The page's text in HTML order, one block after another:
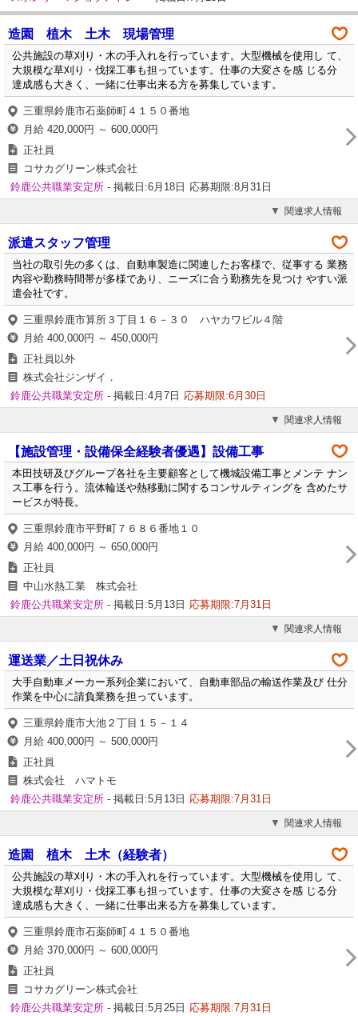
造園 植木 土木 現場管理
公共施設の草刈り・木の手入れを行っています。大型機械を使用し て、
大規模な草刈り・伐採工事も担っています。仕事の大変さを感 じる分
達成感も大きく、一緒に仕事出来る方を募集しています。
三重県鈴鹿市石薬師町４１５０番地
月給 420,000円 ～ 600,000円
正社員
コサカグリーン株式会社
鈴鹿公共職業安定所 - 掲載日:6月18日 応募期限:8月31日
関連求人情報
派遣スタッフ管理
当社の取引先の多くは、自動車製造に関連したお客様で、従事する 業務
内容や勤務時間帯が多様であり、ニーズに合う勤務先を見つけ やすい派
遣会社です。
三重県鈴鹿市算所３丁目１６－３０ ハヤカワビル４階
月給 400,000円 ～ 450,000円
正社員以外
株式会社ジンザイ．
鈴鹿公共職業安定所 - 掲載日:4月7日 応募期限:6月30日
関連求人情報
【施設管理・設備保全経験者優遇】設備工事
本田技研及びグループ各社を主要顧客として機城設備工事とメンテ ナン
ス工事を行う。流体輪送や熱移動に関するコンサルティングを 含めたサ
ービスが特長。
三重県鈴鹿市平野町７６８６番地１０
月給 400,000円 ～ 650,000円
正社員
中山水熱工業 株式会社
鈴鹿公共職業安定所 - 掲載日:5月13日 応募期限:7月31日
関連求人情報
運送業／土日祝休み
大手自動車メーカー系列企業において、自動車部品の輸送作業及び 仕分
作業を中心に請負業務を担っています。
三重県鈴鹿市大池２丁目１５－１４
月給 400,000円 ～ 500,000円
正社員
株式会社 ハマトモ
鈴鹿公共職業安定所 - 掲載日:5月13日 応募期限:7月31日
関連求人情報
造園 植木 土木（経験者）
公共施設の草刈り・木の手入れを行っています。大型機械を使用し て、
大規模な草刈り・伐採工事も担っています。仕事の大変さを感 じる分
達成感も大きく、一緒に仕事出来る方を募集しています。
三重県鈴鹿市石薬師町４１５０番地
月給 370,000円 ～ 600,000円
正社員
コサカグリーン株式会社
鈴鹿公共職業安定所 - 掲載日:5月25日 応募期限:7月31日